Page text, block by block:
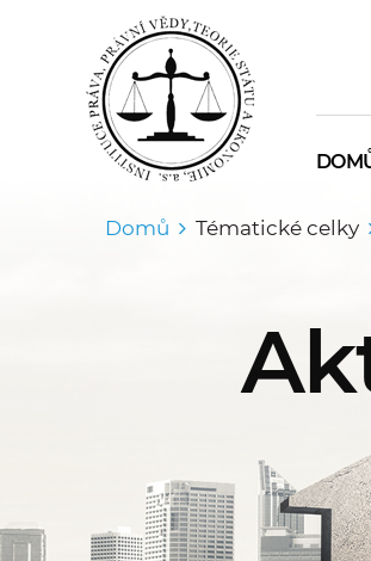
Domů Tématické celky